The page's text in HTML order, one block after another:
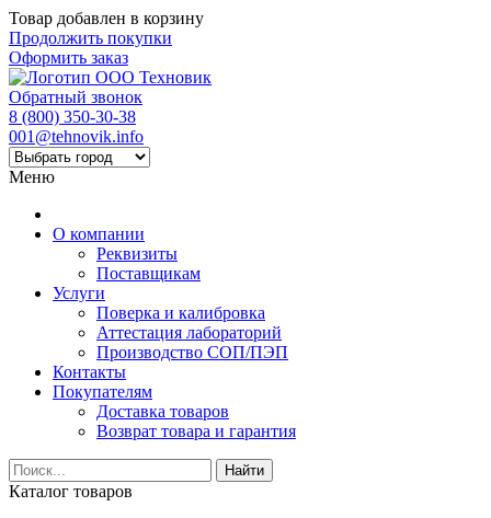
Товар добавлен в корзину
Продолжить покупки
Оформить заказ
Обратный звонок
8 (800) 350-30-38
001@tehnovik.info
Меню
О компании
Реквизиты
Поставщикам
Услуги
Поверка и калибровка
Аттестация лабораторий
Производство СОП/ПЭП
Контакты
Покупателям
Доставка товаров
Возврат товара и гарантия
Найти
Каталог товаров